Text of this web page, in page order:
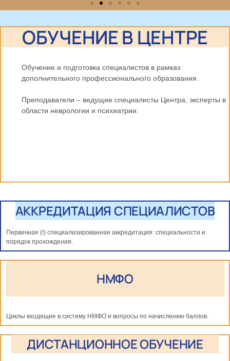
Приёмная комиссия
ОБУЧЕНИЕ В ЦЕНТРЕ
Обучение и подготовка специалистов в рамках
дополнительного профессионального образования.
Преподаватели – ведущие специалисты Центра, эксперты в
области неврологии и психиатрии.
АККРЕДИТАЦИЯ СПЕЦИАЛИСТОВ
Первичная (!) специализированная аккредитация: специальности и
порядок прохождения.
НМФО
Циклы входящие в систему НМФО и вопросы по начислению баллов.
ДИСТАНЦИОННОЕ ОБУЧЕНИЕ